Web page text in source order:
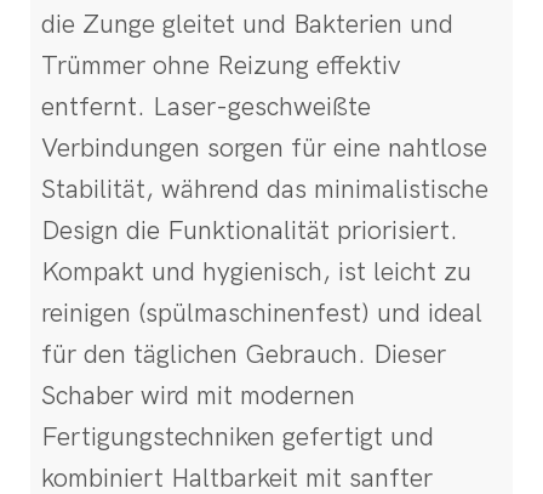
die Zunge gleitet und Bakterien und
Trümmer ohne Reizung effektiv
entfernt. Laser-geschweißte
Verbindungen sorgen für eine nahtlose
Stabilität, während das minimalistische
Design die Funktionalität priorisiert.
Kompakt und hygienisch, ist leicht zu
reinigen (spülmaschinenfest) und ideal
für den täglichen Gebrauch. Dieser
Schaber wird mit modernen
Fertigungstechniken gefertigt und
kombiniert Haltbarkeit mit sanfter